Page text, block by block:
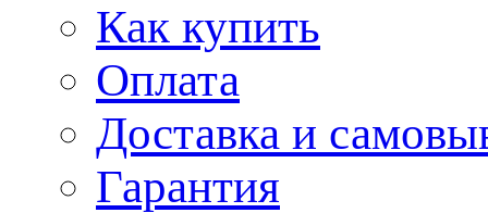
Как купить
Оплата
Доставка и
Гарантия